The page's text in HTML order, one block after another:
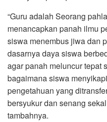
“Guru adalah Seorang
menancapkan panah ilmu
siswa menembus jiwa dan
dasarnya daya siswa
agar panah meluncur tepat
bagaimana siswa
pengetahuan yang
bersyukur dan senang
tambahnya.